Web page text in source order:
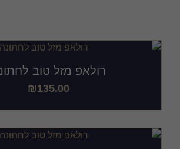
רולאפ מזל טוב לחתונה
₪135.00